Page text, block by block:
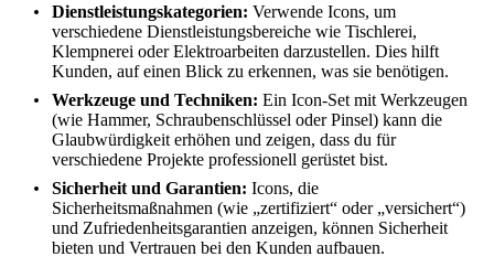
Dienstleistungskategorien: Verwende Icons, um
verschiedene Dienstleistungsbereiche wie Tischlerei,
Klempnerei oder Elektroarbeiten darzustellen. Dies hilft
Kunden, auf einen Blick zu erkennen, was sie benötigen.
Werkzeuge und Techniken: Ein Icon-Set mit Werkzeugen
(wie Hammer, Schraubenschlüssel oder Pinsel) kann die
Glaubwürdigkeit erhöhen und zeigen, dass du für
verschiedene Projekte professionell gerüstet bist.
Sicherheit und Garantien: Icons, die
Sicherheitsmaßnahmen (wie „zertifiziert“ oder „versichert“)
und Zufriedenheitsgarantien anzeigen, können Sicherheit
bieten und Vertrauen bei den Kunden aufbauen.